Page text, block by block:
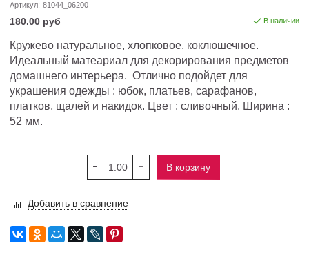
Артикул: 81044_06200
180.00 руб В наличии
Кружево натуральное, хлопковое, коклюшечное.
Идеальный матеариал для декорирования предметов
домашнего интерьера. Отлично подойдет для
украшения одежды : юбок, платьев, сарафанов,
платков, щалей и накидок. Цвет : сливочный. Ширина :
52 мм.
В корзину
Добавить в сравнение